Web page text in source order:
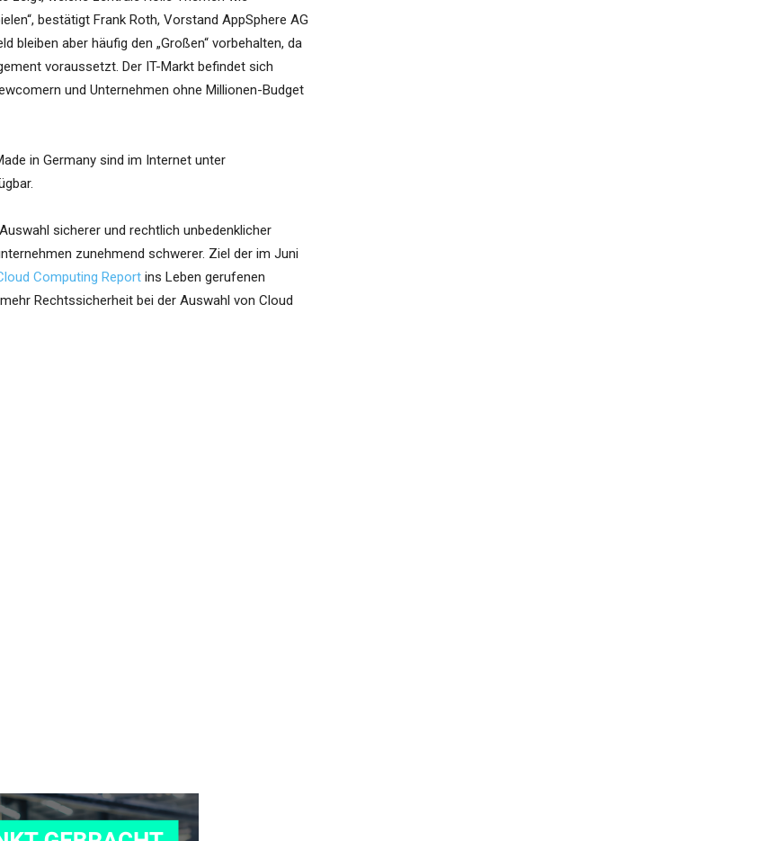
bestätigt Frank Roth, Vorstand AppSphere AG
bleiben aber häufig den „Großen“ vorbehalten, da
voraussetzt. Der IT-Markt befindet sich
und Unternehmen ohne Millionen-Budget
in Germany sind im Internet unter
sicherer und rechtlich unbedenklicher
zunehmend schwerer. Ziel der im Juni
Computing Report ins Leben gerufenen
Rechtssicherheit bei der Auswahl von Cloud